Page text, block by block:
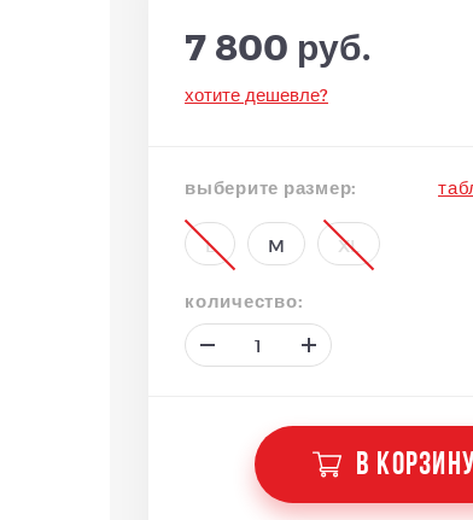
7 800 руб.
хотите дешевле?
выберите размер:
L M XL
количество:
В КОРЗИНУ